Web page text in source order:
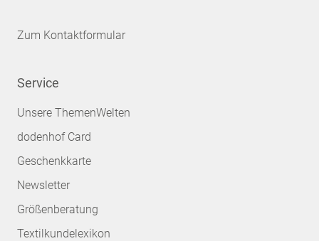
Zum Kontaktformular
Service
Unsere ThemenWelten
dodenhof Card
Geschenkkarte
Newsletter
Größenberatung
Textilkundelexikon